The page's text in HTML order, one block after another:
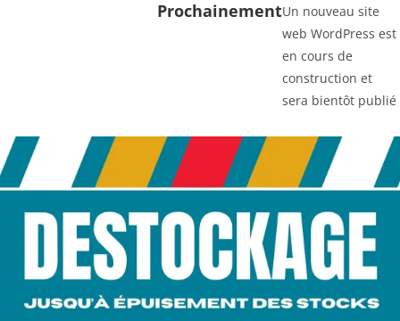
ProchainementUn nouveau site
web WordPress est
en cours de
construction et
sera bientôt publié